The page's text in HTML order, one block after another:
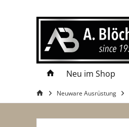
Neu im Shop
Neuware Ausrüstung